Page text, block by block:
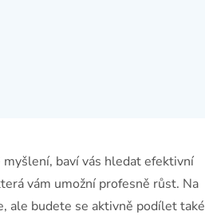
baví vás hledat efektivní
vám umožní profesně růst. Na
ale budete se aktivně podílet také